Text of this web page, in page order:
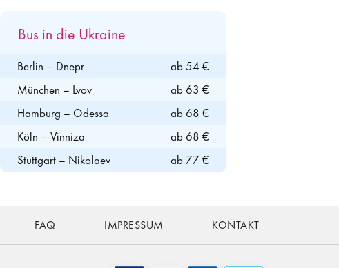
Bus in die Ukraine
Berlin – Dnepr
ab 54 €
München – Lvov
ab 63 €
Hamburg – Odessa
ab 68 €
Köln – Vinniza
ab 68 €
Stuttgart – Nikolaev
ab 77 €
FAQ IMPRESSUM KONTAKT